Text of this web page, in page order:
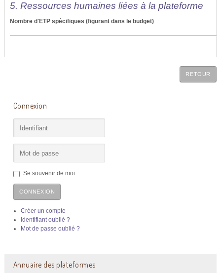
5. Ressources humaines liées à la plateforme
Nombre d'ETP spécifiques (figurant dans le budget)
RETOUR
Connexion
Se souvenir de moi
CONNEXION
Créer un compte
Identifiant oublié ?
Mot de passe oublié ?
Annuaire des plateformes